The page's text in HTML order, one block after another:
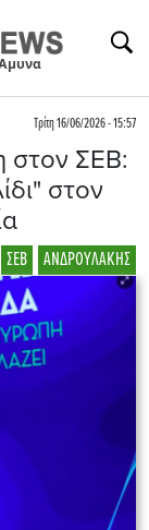
Τρίτη 16/06/2026 - 15:57
στον ΣΕΒ:
στον
ΑΝΔΡΟΥΛΑΚΗΣ
ΣΕΒ